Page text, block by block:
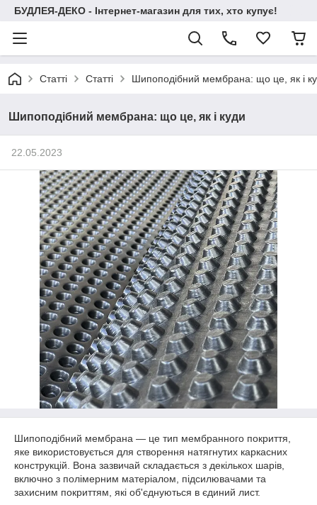
БУДЛЕЯ-ДЕКО - Інтернет-магазин для тих, хто купує!
Статті Статті Шипоподібний мембрана: що це, як і
Шипоподібний мембрана: що це, як і куди
22.05.2023
Шипоподібний мембрана — це тип мембранного покриття,
яке використовується для створення натягнутих каркасних
конструкцій. Вона зазвичай складається з декількох шарів,
включно з полімерним матеріалом, підсилювачами та
захисним покриттям, які об'єднуються в єдиний лист.